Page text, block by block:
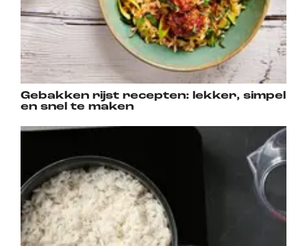
Gebakken rijst recepten: lekker, simpel
en snel te maken